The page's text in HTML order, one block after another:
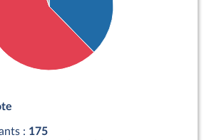
: 100 députés
: 175